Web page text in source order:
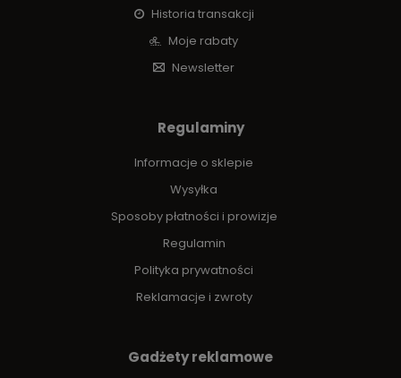
Historia transakcji
Moje rabaty
Newsletter
Regulaminy
Informacje o sklepie
Wysyłka
Sposoby płatności i prowizje
Regulamin
Polityka prywatności
Reklamacje i zwroty
Gadżety reklamowe